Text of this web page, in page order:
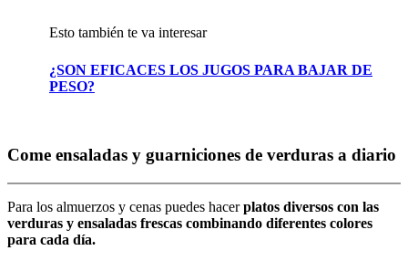
Esto también te va interesar
¿SON EFICACES LOS JUGOS PARA BAJAR DE
PESO?
Come ensaladas y guarniciones de verduras a diario
Para los almuerzos y cenas puedes hacerplatos diversos con las
verduras y ensaladas frescas combinando diferentes colores
para cada día.